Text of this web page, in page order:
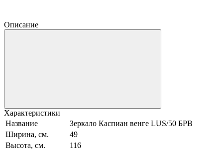
Описание
Характеристики
Название
Зеркало Каспиан венге LUS/50 БРВ
Ширина, см.
49
Высота, см.
116